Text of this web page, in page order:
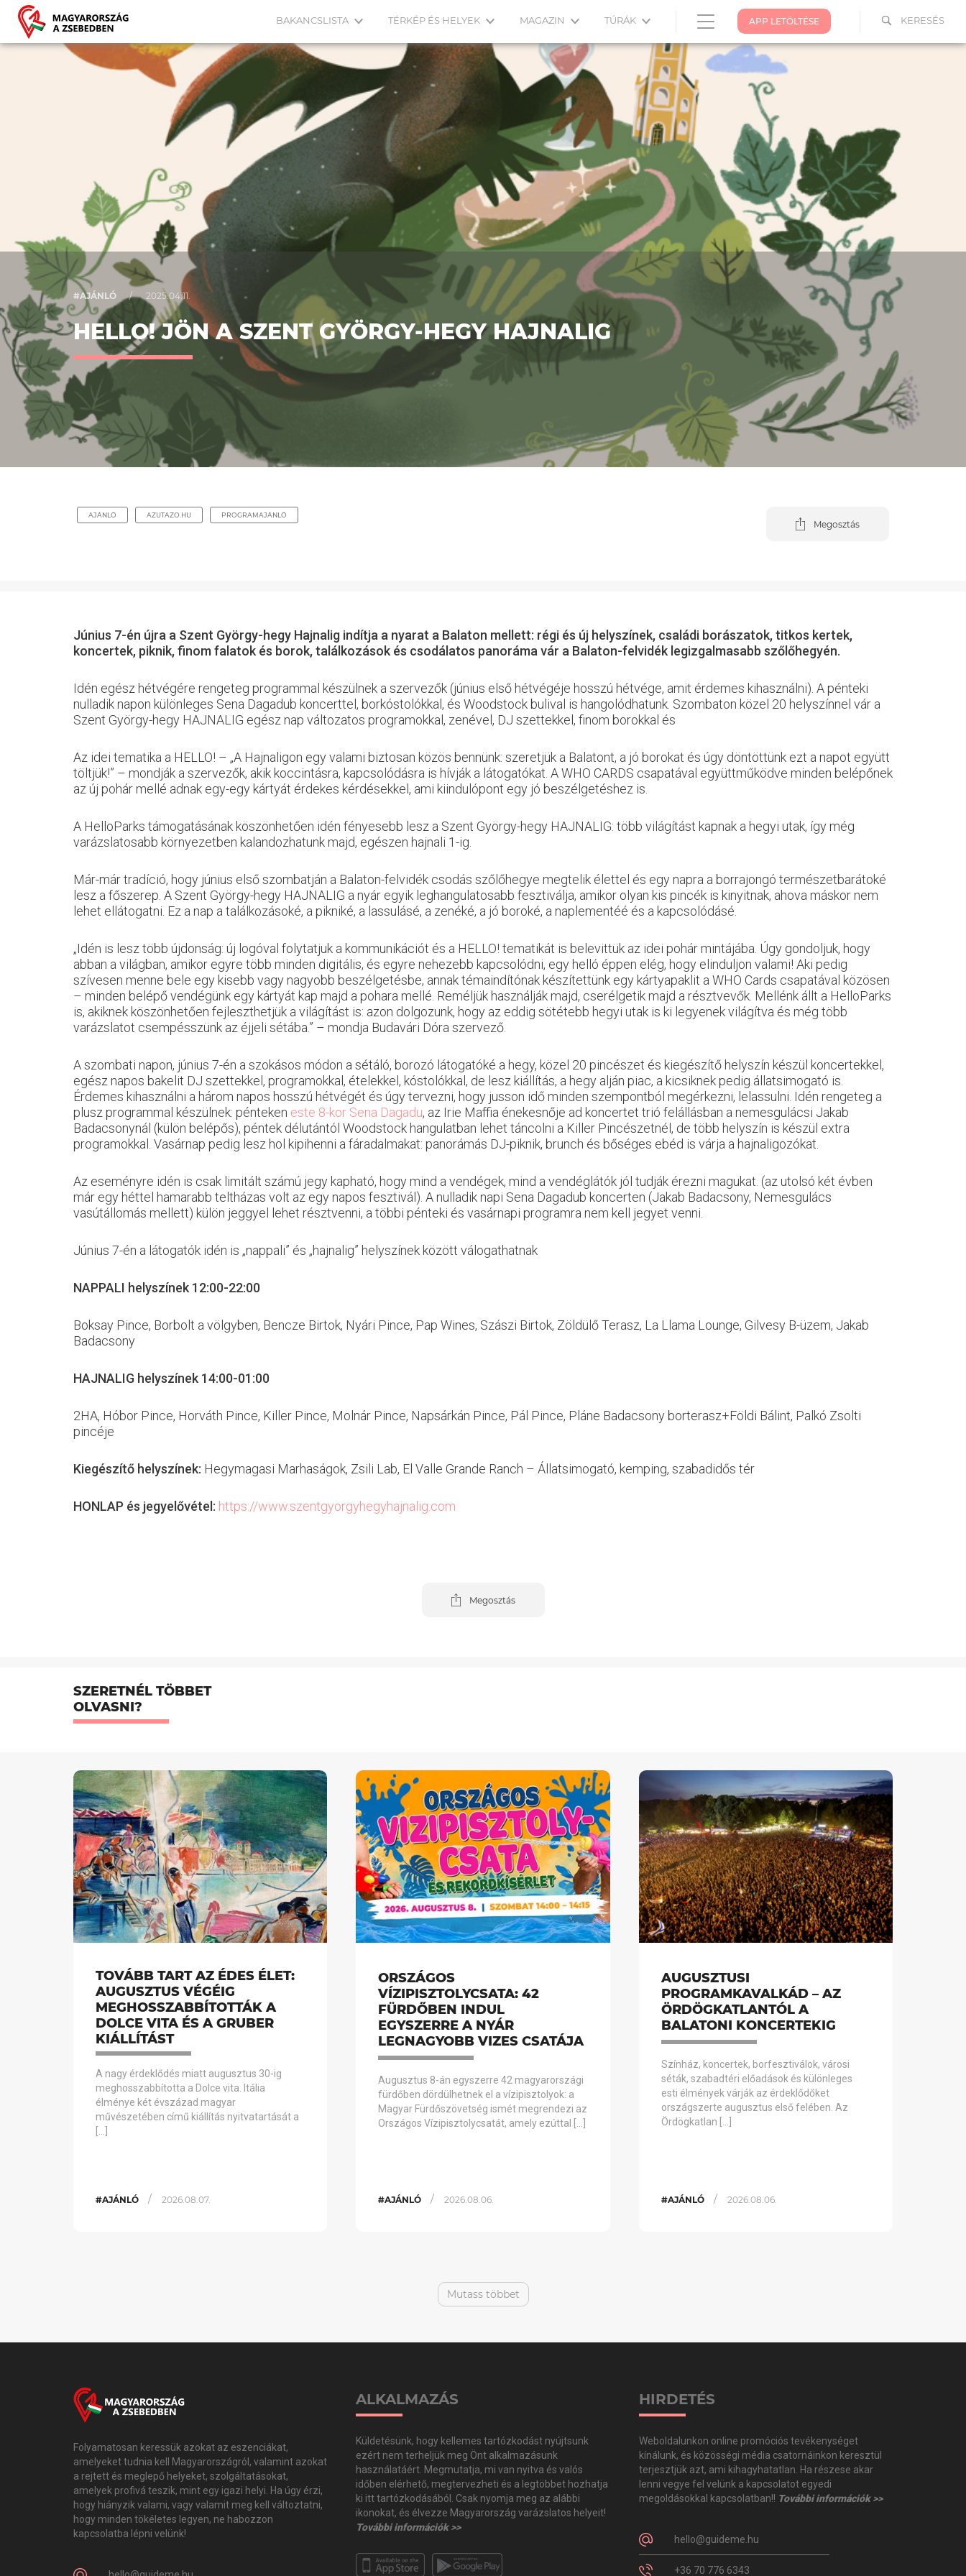
KERESÉS
APP LETÖLTÉSE
BAKANCSLISTA TÉRKÉP ÉS HELYEK MAGAZIN TÚRÁK
#AJÁNLÓ / 2025.04.11.
HELLO! JÖN A SZENT GYÖRGY-HEGY HAJNALIG
AJÁNLÓ AZUTAZO.HU PROGRAMAJÁNLÓ
Megosztás
Június 7-én újra a Szent György-hegy Hajnalig indítja a nyarat a Balaton mellett: régi és új helyszínek, családi borászatok, titkos kertek,
koncertek, piknik, finom falatok és borok, találkozások és csodálatos panoráma vár a Balaton-felvidék legizgalmasabb szőlőhegyén.
Idén egész hétvégére rengeteg programmal készülnek a szervezők (június első hétvégéje hosszú hétvége, amit érdemes kihasználni). A pénteki
nulladik napon különleges Sena Dagadub koncerttel, borkóstolókkal, és Woodstock bulival is hangolódhatunk. Szombaton közel 20 helyszínnel vár a
Szent György-hegy HAJNALIG egész nap változatos programokkal, zenével, DJ szettekkel, finom borokkal és
Az idei tematika a HELLO! – „A Hajnaligon egy valami biztosan közös bennünk: szeretjük a Balatont, a jó borokat és úgy döntöttünk ezt a napot együtt
töltjük!” – mondják a szervezők, akik koccintásra, kapcsolódásra is hívják a látogatókat. A WHO CARDS csapatával együttműködve minden belépőnek
az új pohár mellé adnak egy-egy kártyát érdekes kérdésekkel, ami kiindulópont egy jó beszélgetéshez is.
A HelloParks támogatásának köszönhetően idén fényesebb lesz a Szent György-hegy HAJNALIG: több világítást kapnak a hegyi utak, így még
varázslatosabb környezetben kalandozhatunk majd, egészen hajnali 1-ig.
Már-már tradíció, hogy június első szombatján a Balaton-felvidék csodás szőlőhegye megtelik élettel és egy napra a borrajongó természetbarátoké
lesz a főszerep. A Szent György-hegy HAJNALIG a nyár egyik leghangulatosabb fesztiválja, amikor olyan kis pincék is kinyitnak, ahova máskor nem
lehet ellátogatni. Ez a nap a találkozásoké, a pikniké, a lassulásé, a zenéké, a jó boroké, a naplementéé és a kapcsolódásé.
„Idén is lesz több újdonság: új logóval folytatjuk a kommunikációt és a HELLO! tematikát is belevittük az idei pohár mintájába. Úgy gondoljuk, hogy
abban a világban, amikor egyre több minden digitális, és egyre nehezebb kapcsolódni, egy helló éppen elég, hogy elinduljon valami! Aki pedig
szívesen menne bele egy kisebb vagy nagyobb beszélgetésbe, annak témaindítónak készítettünk egy kártyapaklit a WHO Cards csapatával közösen
– minden belépő vendégünk egy kártyát kap majd a pohara mellé. Reméljük használják majd, cserélgetik majd a résztvevők. Mellénk állt a HelloParks
is, akiknek köszönhetően fejleszthetjük a világítást is: azon dolgozunk, hogy az eddig sötétebb hegyi utak is ki legyenek világítva és még több
varázslatot csempésszünk az éjjeli sétába.” – mondja Budavári Dóra szervező.
A szombati napon, június 7-én a szokásos módon a sétáló, borozó látogatóké a hegy, közel 20 pincészet és kiegészítő helyszín készül koncertekkel,
egész napos bakelit DJ szettekkel, programokkal, ételekkel, kóstolókkal, de lesz kiállítás, a hegy alján piac, a kicsiknek pedig állatsimogató is.
Érdemes kihasználni a három napos hosszú hétvégét és úgy tervezni, hogy jusson idő minden szempontból megérkezni, lelassulni. Idén rengeteg a
plusz programmal készülnek: pénteken este 8-kor Sena Dagadu, az Irie Maffia énekesnője ad koncertet trió felállásban a nemesgulácsi Jakab
Badacsonynál (külön belépős), péntek délutántól Woodstock hangulatban lehet táncolni a Killer Pincészetnél, de több helyszín is készül extra
programokkal. Vasárnap pedig lesz hol kipihenni a fáradalmakat: panorámás DJ-piknik, brunch és bőséges ebéd is várja a hajnaligozókat.
Az eseményre idén is csak limitált számú jegy kapható, hogy mind a vendégek, mind a vendéglátók jól tudják érezni magukat. (az utolsó két évben
már egy héttel hamarabb teltházas volt az egy napos fesztivál). A nulladik napi Sena Dagadub koncerten (Jakab Badacsony, Nemesgulács
vasútállomás mellett) külön jeggyel lehet résztvenni, a többi pénteki és vasárnapi programra nem kell jegyet venni.
Június 7-én a látogatók idén is „nappali” és „hajnalig” helyszínek között válogathatnak
NAPPALI helyszínek 12:00-22:00
Boksay Pince, Borbolt a völgyben, Bencze Birtok, Nyári Pince, Pap Wines, Szászi Birtok, Zöldülő Terasz, La Llama Lounge, Gilvesy B-üzem, Jakab
Badacsony
HAJNALIG helyszínek 14:00-01:00
2HA, Hóbor Pince, Horváth Pince, Killer Pince, Molnár Pince, Napsárkán Pince, Pál Pince, Pláne Badacsony borterasz+Földi Bálint, Palkó Zsolti
pincéje
Kiegészítő helyszínek: Hegymagasi Marhaságok, Zsili Lab, El Valle Grande Ranch – Állatsimogató, kemping, szabadidős tér
HONLAP és jegyelővétel: https://www.szentgyorgyhegyhajnalig.com
Megosztás
SZERETNÉL TÖBBET
OLVASNI?
TOVÁBB TART AZ ÉDES ÉLET:
AUGUSZTUS VÉGÉIG
MEGHOSSZABBÍTOTTÁK A
DOLCE VITA ÉS A GRUBER
KIÁLLÍTÁST
A nagy érdeklődés miatt augusztus 30-ig
meghosszabbította a Dolce vita. Itália
élménye két évszázad magyar
művészetében című kiállítás nyitvatartását a
#AJÁNLÓ / 2026.08.07.
ORSZÁGOS
VÍZIPISZTOLYCSATA: 42
FÜRDŐBEN INDUL
EGYSZERRE A NYÁR
LEGNAGYOBB VIZES CSATÁJA
Augusztus 8-án egyszerre 42 magyarországi
fürdőben dördülhetnek el a vízipisztolyok: a
Magyar Fürdőszövetség ismét megrendezi az
Országos Vízipisztolycsatát, amely ezúttal […]
#AJÁNLÓ / 2026.08.06.
AUGUSZTUSI
PROGRAMKAVALKÁD – AZ
ÖRDÖGKATLANTÓL A
BALATONI KONCERTEKIG
Színház, koncertek, borfesztiválok, városi
séták, szabadtéri előadások és különleges
esti élmények várják az érdeklődőket
országszerte augusztus első felében. Az
Ördögkatlan […]
#AJÁNLÓ / 2026.08.06.
Mutass többet
Folyamatosan keressük azokat az eszenciákat,
amelyeket tudnia kell Magyarországról, valamint azokat
a rejtett és meglepő helyeket, szolgáltatásokat,
amelyek profivá teszik, mint egy igazi helyi. Ha úgy érzi,
hogy hiányzik valami, vagy valamit meg kell változtatni,
hogy minden tökéletes legyen, ne habozzon
kapcsolatba lépni velünk!
ALKALMAZÁS
Küldetésünk, hogy kellemes tartózkodást nyújtsunk
ezért nem terheljük meg Önt alkalmazásunk
használatáért. Megmutatja, mi van nyitva és valós
időben elérhető, megtervezheti és a legtöbbet hozhatja
ki itt tartózkodásából. Csak nyomja meg az alábbi
ikonokat, és élvezze Magyarország varázslatos helyeit!
További információk >>
HIRDETÉS
Weboldalunkon online promóciós tevékenységet
kínálunk, és közösségi média csatornáinkon keresztül
terjesztjük azt, ami kihagyhatatlan. Ha részese akar
lenni vegye fel velünk a kapcsolatot egyedi
megoldásokkal kapcsolatban!! További információk >>
hello@guideme.hu
+36 70 776 6343